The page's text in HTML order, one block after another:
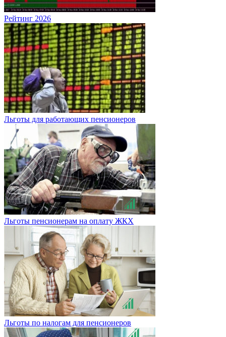
Рейтинг 2026
Льготы для работающих пенсионеров
Льготы пенсионерам на оплату ЖКХ
Льготы по налогам для пенсионеров